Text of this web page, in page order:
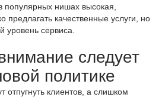
популярных нишах высокая,
предлагать качественные услуги, но
уровень сервиса.
следует
политике
клиентов, а слишком